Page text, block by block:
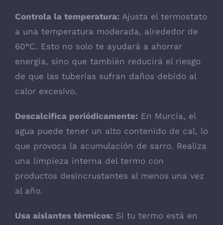
Controla la temperatura: Ajusta el termostato
a una temperatura moderada, alrededor de
60°C. Esto no solo te ayudará a ahorrar
energía, sino que también reducirá el riesgo
de que las tuberías sufran daños debido al
calor excesivo.
Descalcifica periódicamente: En Murcia, el
agua puede tener un alto contenido de cal, lo
que provoca la acumulación de sarro. Realiza
una limpieza interna del termo con
productos desincrustantes al menos una vez
al año.
Usa aislantes térmicos: Si tu termo está en